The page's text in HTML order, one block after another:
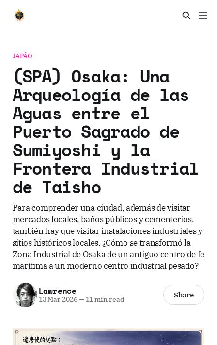
JAPÃO
(SPA) Osaka: Una
Arqueología de las
Aguas entre el
Puerto Sagrado de
Sumiyoshi y la
Frontera Industrial
de Taisho
Para comprender una ciudad, además de visitar
mercados locales, baños públicos y cementerios,
también hay que visitar instalaciones industriales y
sitios históricos locales. ¿Cómo se transformó la
Zona Industrial de Osaka de un antiguo centro de fe
marítima a un moderno centro industrial pesado?
Lawrence
13 Mar 2026—11 min read Share